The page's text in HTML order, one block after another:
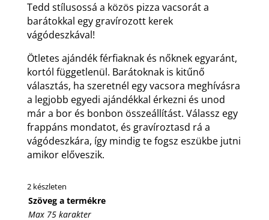
Tedd stílusossá a közös pizza vacsorát a
barátokkal egy gravírozott kerek
vágódeszkával!
Ötletes ajándék férfiaknak és nőknek egyaránt,
kortól függetlenül. Barátoknak is kitűnő
választás, ha szeretnél egy vacsora meghívásra
a legjobb egyedi ajándékkal érkezni és unod
már a bor és bonbon összeállítást. Válassz egy
frappáns mondatot, és gravíroztasd rá a
vágódeszkára, így mindig te fogsz eszükbe jutni
amikor előveszik.
2 készleten
Szöveg a termékre
Max 75 karakter